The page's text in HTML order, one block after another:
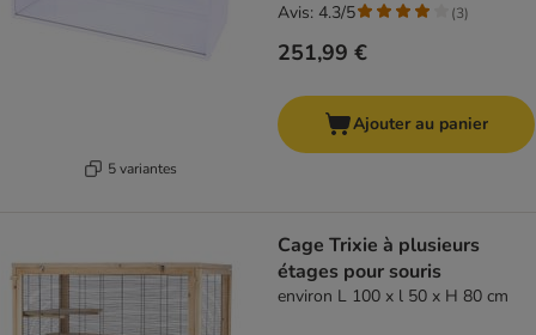
5 variantes
251,99 €
Avis: 4.3/5 (3)
Ajouter au panier
Cage Trixie à plusieurs
étages pour souris
environ L 100 x l 50 x H 80 cm